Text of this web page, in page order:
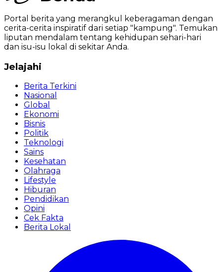
Portal berita yang merangkul keberagaman dengan
cerita-cerita inspiratif dari setiap "kampung". Temukan
liputan mendalam tentang kehidupan sehari-hari
dan isu-isu lokal di sekitar Anda.
Jelajahi
Berita Terkini
Nasional
Global
Ekonomi
Bisnis
Politik
Teknologi
Sains
Kesehatan
Olahraga
Lifestyle
Hiburan
Pendidikan
Opini
Cek Fakta
Berita Lokal